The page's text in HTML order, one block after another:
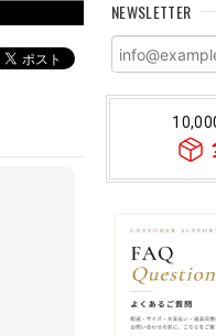
NEWSLETTER